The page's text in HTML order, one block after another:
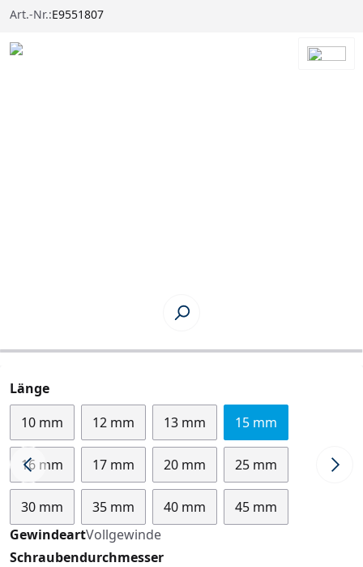
Art.-Nr.:E9551807
Längeauswählen
10 mm
12 mm 13 mm 15 mm
16 mm 17 mm 20 mm 25 mm
30 mm 35 mm 40 mm
45 mm
GewindeartVollgewinde
Schraubendurchmesserauswählen